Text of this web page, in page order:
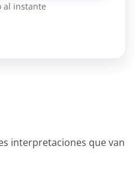
al instante
interpretaciones que van